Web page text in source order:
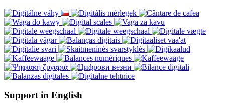
Support in English